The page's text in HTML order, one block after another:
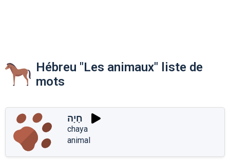
Hébreu "Les animaux" liste de
mots
חָיָה
chaya
animal